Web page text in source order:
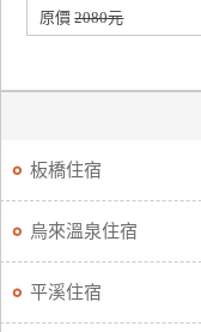
原價2080元
板橋住宿
烏來溫泉住宿
平溪住宿